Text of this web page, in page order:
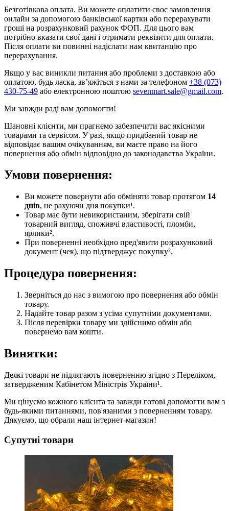
Безготівкова оплата. Ви можете оплатити своє замовлення
онлайн за допомогою банківської картки або перерахувати
гроші на розрахунковий рахунок ФОП. Для цього вам
потрібно вказати свої дані і отримати реквізити для оплати.
Після оплати ви повинні надіслати нам квитанцію про
перерахування.
Якщо у вас виникли питання або проблеми з доставкою або
оплатою, будь ласка, зв’яжіться з нами за телефоном +38 (073)
430-75-49 або електронною поштою sevenmart.sale@gmail.com.
Ми завжди раді вам допомогти!
Шановні клієнти, ми прагнемо забезпечити вас якісними
товарами та сервісом. У разі, якщо придбаний товар не
відповідає вашим очікуванням, ви маєте право на його
повернення або обмін відповідно до законодавства України.
Умови повернення:
Ви можете повернути або обміняти товар протягом 14
днів, не рахуючи дня покупки¹.
Товар має бути невикористаним, зберігати свій
товарний вигляд, споживчі властивості, пломби,
ярлики².
При поверненні необхідно пред'явити розрахунковий
документ (чек), що підтверджує покупку².
Процедура повернення:
Зверніться до нас з вимогою про повернення або обмін
товару.
Надайте товар разом з усіма супутніми документами.
Після перевірки товару ми здійснимо обмін або
повернемо вам кошти.
Винятки:
Деякі товари не підлягають поверненню згідно з Переліком,
затвердженим Кабінетом Міністрів України¹.
Ми цінуємо кожного клієнта та завжди готові допомогти вам з
будь-якими питаннями, пов'язаними з поверненням товару.
Дякуємо, що обрали наш інтернет-магазин!
Супутні товари